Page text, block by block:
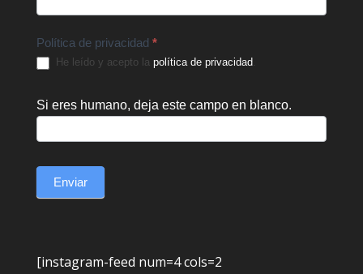
Política de privacidad *
He leído y acepto la política de privacidad.
Si eres humano, deja este campo en blanco.
Enviar
[instagram-feed num=4 cols=2